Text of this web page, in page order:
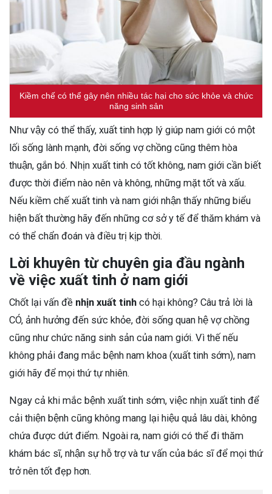
Kiềm chế có thể gây nên nhiều tác hại cho sức khỏe và chức
năng sinh sản
Như vậy có thể thấy, xuất tinh hợp lý giúp nam giới có một
lối sống lành mạnh, đời sống vợ chồng cũng thêm hòa
thuận, gắn bó. Nhịn xuất tinh có tốt không, nam giới cần biết
được thời điểm nào nên và không, những mặt tốt và xấu.
Nếu kiềm chế xuất tinh và nam giới nhận thấy những biểu
hiện bất thường hãy đến những cơ sở y tế để thăm khám và
có thể chẩn đoán và điều trị kịp thời.
Lời khuyên từ chuyên gia đầu ngành
về việc xuất tinh ở nam giới
Chốt lại vấn đề nhịn xuất tinh có hại không? Câu trả lời là
CÓ, ảnh hưởng đến sức khỏe, đời sống quan hệ vợ chồng
cũng như chức năng sinh sản của nam giới. Vì thế nếu
không phải đang mắc bệnh nam khoa (xuất tinh sớm), nam
giới hãy để mọi thứ tự nhiên.
Ngay cả khi mắc bệnh xuất tinh sớm, việc nhịn xuất tinh để
cải thiện bệnh cũng không mang lại hiệu quả lâu dài, không
chứa được dứt điểm. Ngoài ra, nam giới có thể đi thăm
khám bác sĩ, nhận sự hỗ trợ và tư vấn của bác sĩ để mọi thứ
trở nên tốt đẹp hơn.